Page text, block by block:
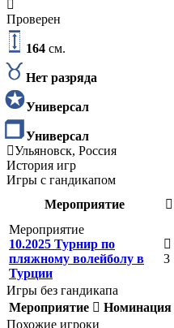
Проверен
164 см.
Нет разряда
Универсал
Универсал
Ульяновск, Россия
История игр
Игры с гандикапом
Мероприятие
Мероприятие
10.2025 Турнир по
пляжному волейболу в
Турции
3
Игры без гандикапа
Мероприятие
Номинация
Похожие игроки